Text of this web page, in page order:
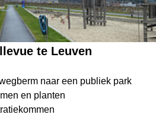
te Leuven
naar een publiek park
en planten